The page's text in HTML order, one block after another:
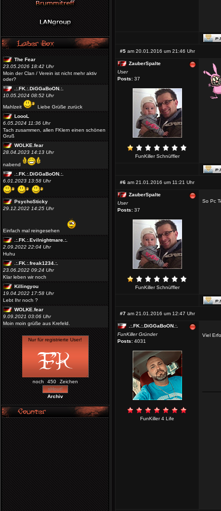
The Fear
23.05.2026 18:42 Uhr
Moin der Clan / Verein ist nicht mehr aktiv
oder?
.:.FK.:.DiGGaBoON.:.
10.05.2024 08:52 Uhr
Mahlzeit
Liebe Grüße zurück
LoooL
6.05.2024 11:36 Uhr
Tach zusammen, allen FKlern einen schönen
Gruß
WOLKE.fear
28.04.2023 14:13 Uhr
nabend
.:.FK.:.DiGGaBoON.:.
6.01.2023 13:58 Uhr
PsychoSticky
29.12.2022 14:25 Uhr
Einfach mal reingesehen
.:.FK.:.Evilnightmare.:.
2.09.2022 22:04 Uhr
Huhu
.:.FK.:.freak1234.:.
23.06.2022 09:24 Uhr
Klar leben wir noch
Killingyou
19.04.2022 17:58 Uhr
Lebt Ihr noch ?
WOLKE.fear
9.09.2021 03:06 Uhr
Moin moin grüße aus Krefeld.
noch Zeichen
Archiv
#5 am 20.01.2016 um 21:46 Uhr
ZauberSpalte
User
Posts: 37
FunKiller Schnüffler
#6 am 21.01.2016 um 11:21 Uhr
ZauberSpalte
User
Posts: 37
FunKiller Schnüffler
So Pc
#7 am 21.01.2016 um 12:47 Uhr
.:.FK.:.DiGGaBoON.:.
FunKiller Gründer
Posts: 4031
FunKiller 4 Life
Viel